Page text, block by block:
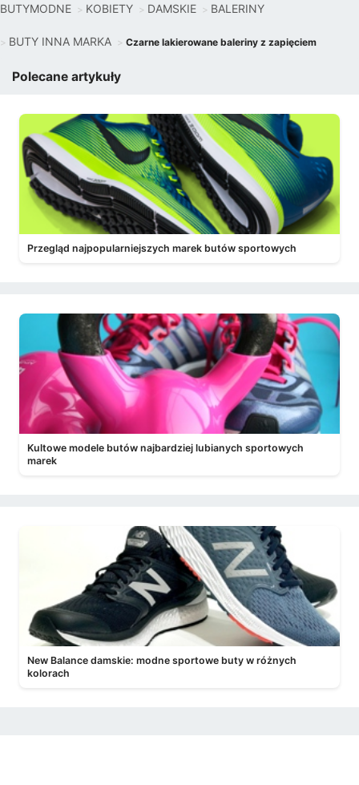
BUTYMODNE KOBIETY DAMSKIE BALERINY
BUTY INNA MARKA Czarne lakierowane baleriny z zapięciem
Polecane artykuły
Przegląd najpopularniejszych marek butów sportowych
Kultowe modele butów najbardziej lubianych sportowych
marek
New Balance damskie: modne sportowe buty w różnych
kolorach